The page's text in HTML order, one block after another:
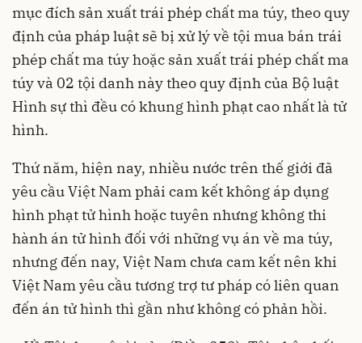
mục đích sản xuất trái phép chất ma túy, theo quy
định của pháp luật sẽ bị xử lý về tội mua bán trái
phép chất ma túy hoặc sản xuất trái phép chất ma
túy và 02 tội danh này theo quy định của Bộ luật
Hình sự thì đều có khung hình phạt cao nhất là tử
hình.
Thứ năm, hiện nay, nhiều nước trên thế giới đã
yêu cầu Việt Nam phải cam kết không áp dụng
hình phạt tử hình hoặc tuyên nhưng không thi
hành án tử hình đối với những vụ án về ma túy,
nhưng đến nay, Việt Nam chưa cam kết nên khi
Việt Nam yêu cầu tương trợ tư pháp có liên quan
đến án tử hình thì gần như không có phản hồi.